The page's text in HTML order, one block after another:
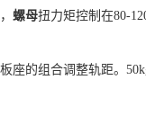
螺母扭力矩控制在80-
组合调整轨距。